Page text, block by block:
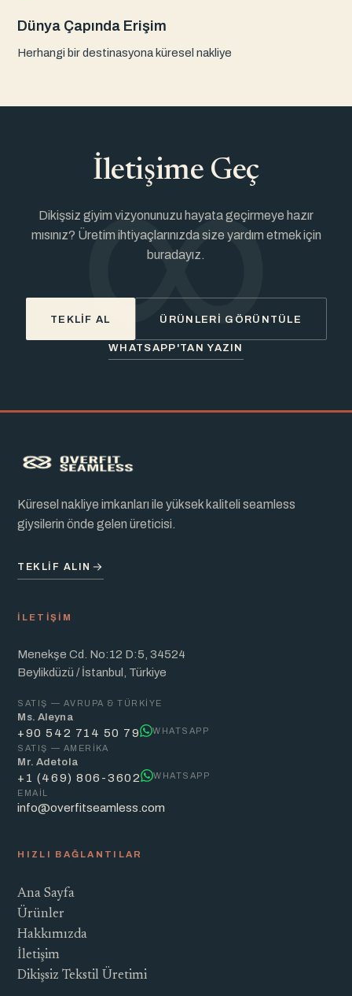
Dünya Çapında Erişim
Herhangi bir destinasyona küresel nakliye
İletişime Geç
Dikişsiz giyim vizyonunuzu hayata geçirmeye hazır
mısınız? Üretim ihtiyaçlarınızda size yardım etmek için
buradayız.
TEKLIF AL ÜRÜNLERI GÖRÜNTÜLE
WHATSAPP'TAN YAZIN
∞
Küresel nakliye imkanları ile yüksek kaliteli seamless
giysilerin önde gelen üreticisi.
TEKLIF ALIN
İLETIŞIM
Menekşe Cd. No:12 D:5, 34524
Beylikdüzü / İstanbul, Türkiye
SATIŞ — AVRUPA & TÜRKIYE
Ms. Aleyna
+90 542 714 50 79
WHATSAPP
SATIŞ — AMERIKA
Mr. Adetola
+1 (469) 806-3602
WHATSAPP
EMAIL
info@overfitseamless.com
HIZLI BAĞLANTILAR
Ana Sayfa
Ürünler
Hakkımızda
İletişim
Dikişsiz Tekstil Üretimi